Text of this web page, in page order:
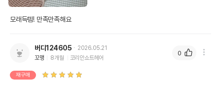
모래득템! 만족만족해요
버디124605
2026.05.21
꼬맹
8개월 코리안쇼트헤어
재구매
0